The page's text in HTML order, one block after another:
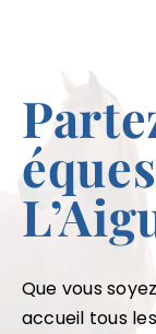
Que vous
accueil tous